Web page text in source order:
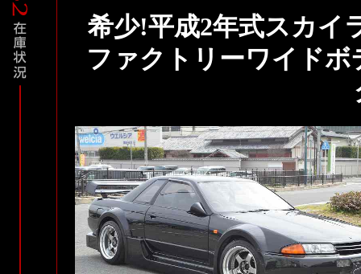
希少!平成2年式スカイ
ファクトリーワイド